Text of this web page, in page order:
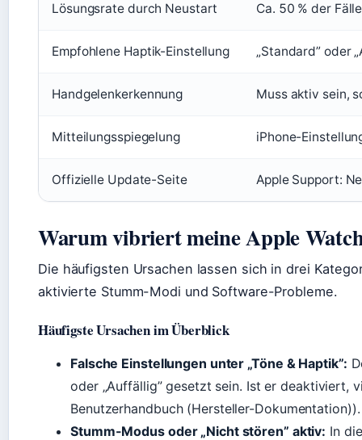
Lösungsrate durch Neustart Ca. 50 % der
Empfohlene Haptik-Einstellung „Standard” oder
Handgelenkerkennung Muss aktiv sein,
Mitteilungsspiegelung iPhone-
Offizielle Update-Seite Apple Support:
Warum vibriert meine Apple
Die häufigsten Ursachen lassen sich in drei
aktivierte Stumm-Modi und Software-Probleme.
Häufigste Ursachen im Überblick
Falsche Einstellungen unter „Töne & Haptik”:
oder „Auffällig” gesetzt sein. Ist er deaktiviert,
Benutzerhandbuch (Hersteller-Dokumentation)).
Stumm-Modus oder „Nicht stören” aktiv: In